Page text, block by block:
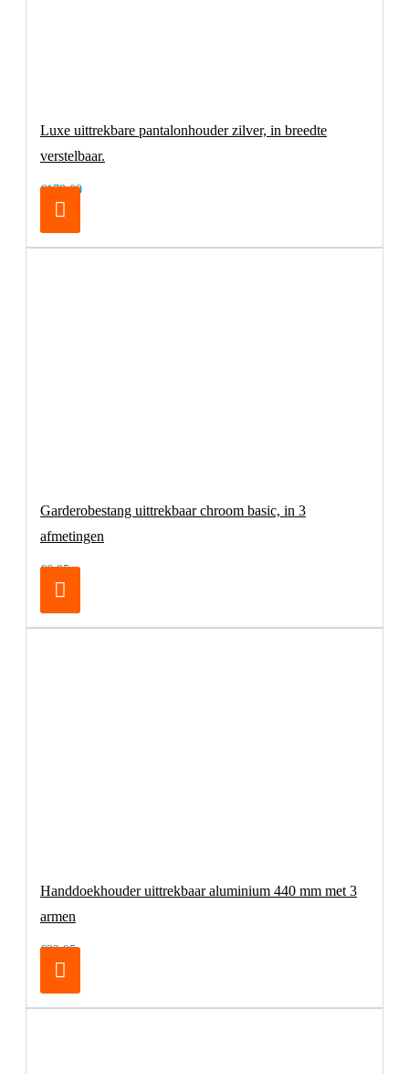
Luxe uittrekbare pantalonhouder zilver, in breedte
verstelbaar.
€179,00
Garderobestang uittrekbaar chroom basic, in 3
afmetingen
€6,95
Handdoekhouder uittrekbaar aluminium 440 mm met 3
armen
€32,95